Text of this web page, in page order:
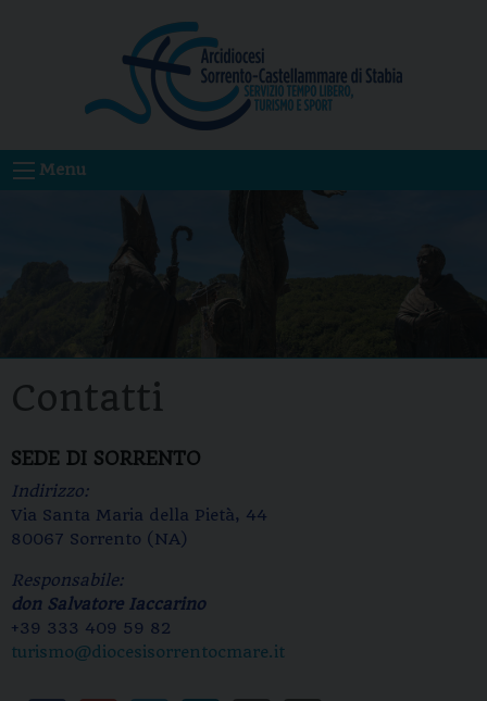
Menu
Contatti
SEDE DI SORRENTO
Indirizzo:
Via Santa Maria della Pietà, 44
80067 Sorrento (NA)
Responsabile:
don Salvatore Iaccarino
+39 333 409 59 82‬
turismo@diocesisorrentocmare.it